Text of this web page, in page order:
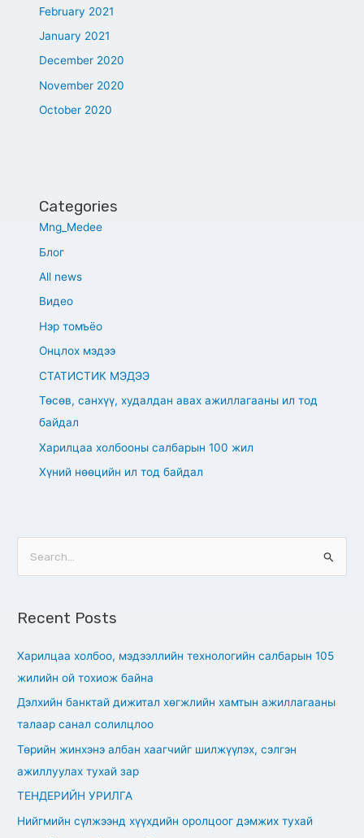
February 2021
January 2021
December 2020
November 2020
October 2020
Categories
Mng_Medee
Блог
All news
Видео
Нэр томъёо
Онцлох мэдээ
СТАТИСТИК МЭДЭЭ
Төсөв, санхүү, худалдан авах ажиллагааны ил тод
байдал
Харилцаа холбооны салбарын 100 жил
Хүний нөөцийн ил тод байдал
r
o
:
Recent Posts
Харилцаа холбоо, мэдээллийн технологийн салбарын 105
жилийн ой тохиож байна
Дэлхийн банктай дижитал хөгжлийн хамтын ажиллагааны
талаар санал солилцлоо
Төрийн жинхэнэ албан хаагчийг шилжүүлэх, сэлгэн
ажиллуулах тухай зар
ТЕНДЕРИЙН УРИЛГА
Нийгмийн сүлжээнд хүүхдийн оролцоог дэмжих тухай